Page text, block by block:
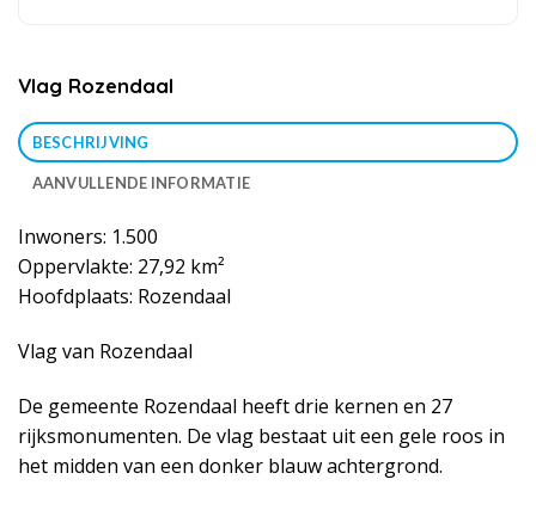
Vlag Rozendaal
BESCHRIJVING
AANVULLENDE INFORMATIE
Inwoners: 1.500
Oppervlakte: 27,92 km²
Hoofdplaats: Rozendaal
Vlag van Rozendaal
De gemeente Rozendaal heeft drie kernen en 27
rijksmonumenten. De vlag bestaat uit een gele roos in
het midden van een donker blauw achtergrond.